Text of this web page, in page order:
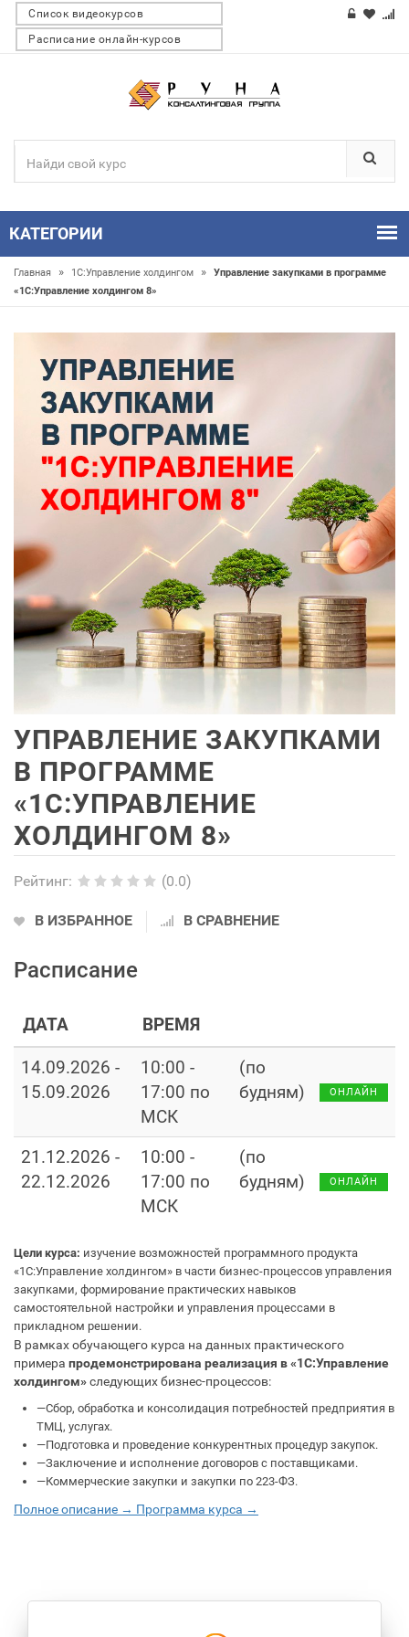
Список видеокурсов
Расписание онлайн-курсов
КАТЕГОРИИ
Главная » 1С:Управление холдингом »
Управление закупками в программе
«1С:Управление холдингом 8»
УПРАВЛЕНИЕ ЗАКУПКАМИ
В ПРОГРАММЕ
«1С:УПРАВЛЕНИЕ
ХОЛДИНГОМ 8»
Рейтинг: (0.0)
В ИЗБРАННОЕ В СРАВНЕНИЕ
Расписание
ДАТА ВРЕМЯ
14.09.2026 -
15.09.2026
10:00 -
17:00 по
МСК
(по
будням)
ОНЛАЙН
21.12.2026 -
22.12.2026
10:00 -
17:00 по
МСК
(по
будням)
ОНЛАЙН
Цели курса: изучение возможностей программного продукта
«1С:Управление холдингом» в части бизнес-процессов управления
закупками, формирование практических навыков
самостоятельной настройки и управления процессами в
прикладном решении.
В рамках обучающего курса на данных практического
примера продемонстрирована реализация в «1С:Управление
холдингом»следующих бизнес-процессов:
—Сбор, обработка и консолидация потребностей предприятия в
ТМЦ, услугах.
—Подготовка и проведение конкурентных процедур закупок.
—Заключение и исполнение договоров с поставщиками.
—Коммерческие закупки и закупки по 223-ФЗ.
Полное описание → Программа курса →